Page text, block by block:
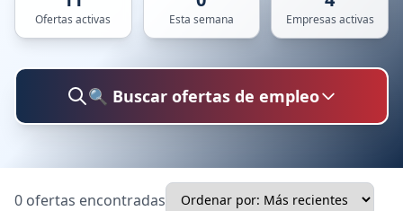
Ofertas activas Esta semana Empresas activas
🔍 Buscar ofertas de empleo
0 ofertas encontradas